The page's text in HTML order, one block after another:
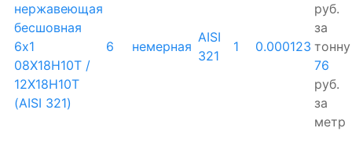
нержавеющая
бесшовная
6х1
08Х18Н10Т /
12Х18Н10Т
(AISI 321)
6 немерная
AISI
321
1 0.000123
руб.
за
тонну
76
руб.
за
метр